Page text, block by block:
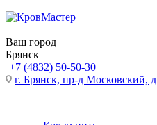
Ваш город
Брянск
+7 (4832) 50-50-30
г. Брянск, пр-д Московский,